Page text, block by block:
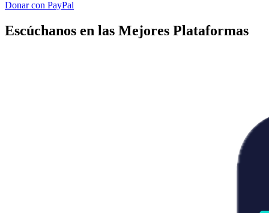
Donar con PayPal
Escúchanos en las Mejores Plataformas